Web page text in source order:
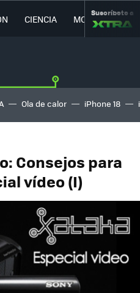
CIENCIA MOVILIDAD
Suscríbete a
Ola de calor iPhone 18
Consejos para
vídeo (I)